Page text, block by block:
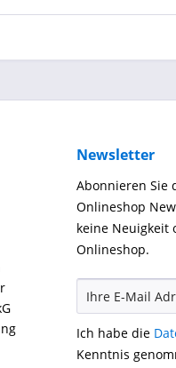
Newsletter
Abonnieren Sie
Onlineshop
keine Neuigkeit
Onlineshop.
Ich habe die
Kenntnis